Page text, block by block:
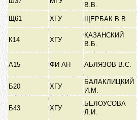
В.В.
Щ61
ХГУ ЩЕРБАК В.В.
К14 ХГУ
КАЗАНСКИЙ
В.Б.
А15 ФИ АН АБЛЯЗОВ В.С.
Б20
ХГУ
БАЛАКЛИЦКИЙ
И.М.
Б43 ХГУ
БЕЛОУСОВА
Л.И.